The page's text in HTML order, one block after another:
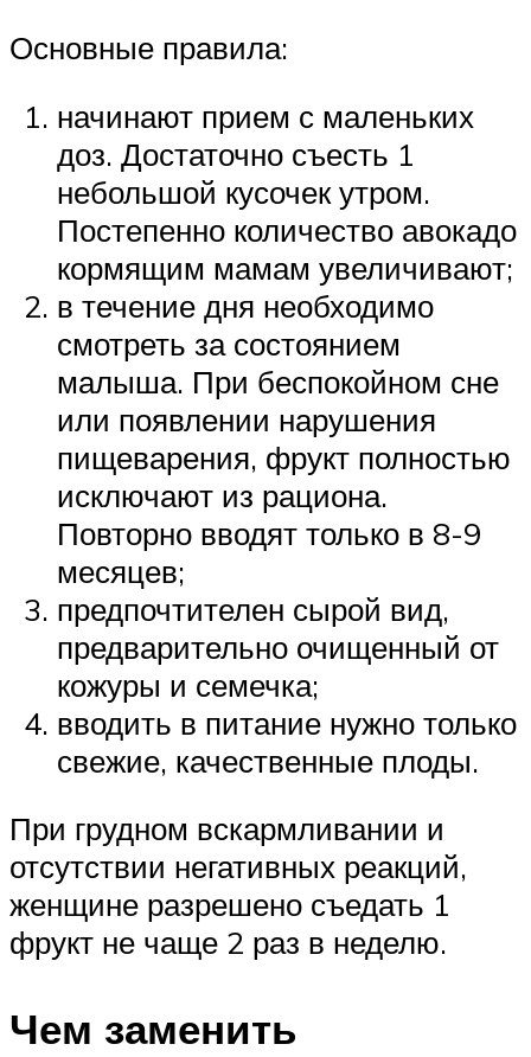
Основные правила:
начинают прием с маленьких
доз. Достаточно съесть 1
небольшой кусочек утром.
Постепенно количество авокадо
кормящим мамам увеличивают;
в течение дня необходимо
смотреть за состоянием
малыша. При беспокойном сне
или появлении нарушения
пищеварения, фрукт полностью
исключают из рациона.
Повторно вводят только в 8-9
месяцев;
предпочтителен сырой вид,
предварительно очищенный от
кожуры и семечка;
вводить в питание нужно только
свежие, качественные плоды.
При грудном вскармливании и
отсутствии негативных реакций,
женщине разрешено съедать 1
фрукт не чаще 2 раз в неделю.
Чем заменить